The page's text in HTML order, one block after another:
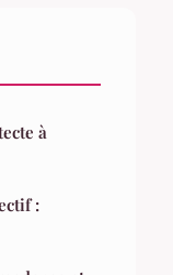
à
: